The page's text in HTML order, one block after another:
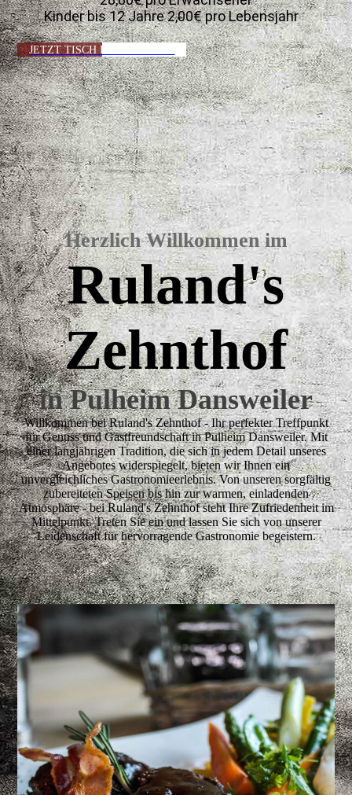
Kinder bis 12 Jahre 2,00€ pro Lebensjahr
JETZT TISCH RESERVIEREN
Herzlich Willkommen im
Ruland's
Zehnthof
in Pulheim Dansweiler
Willkommen bei Ruland's Zehnthof - Ihr perfekter Treffpunkt
für Genuss und Gastfreundschaft in Pulheim Dansweiler. Mit
einer langjährigen Tradition, die sich in jedem Detail unseres
Angebotes widerspiegelt, bieten wir Ihnen ein
unvergleichliches Gastronomieerlebnis. Von unseren sorgfältig
zubereiteten Speisen bis hin zur warmen, einladenden
Atmosphäre - bei Ruland's Zehnthof steht Ihre Zufriedenheit im
Mittelpunkt. Treten Sie ein und lassen Sie sich von unserer
Leidenschaft für hervorragende Gastronomie begeistern.